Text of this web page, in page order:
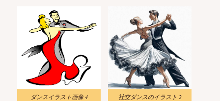
ダンスイラスト画像 4 社交ダンスのイラスト 2